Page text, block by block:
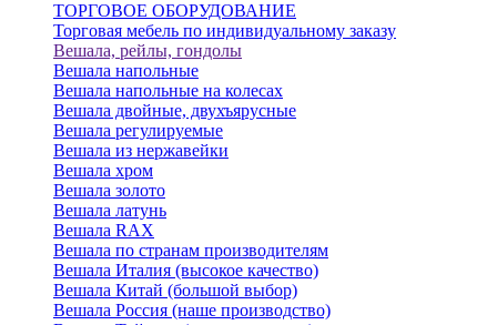
ТОРГОВОЕ ОБОРУДОВАНИЕ
Торговая мебель по индивидуальному заказу
Вешала, рейлы, гондолы
Вешала напольные
Вешала напольные на колесах
Вешала двойные, двухъярусные
Вешала регулируемые
Вешала из нержавейки
Вешала хром
Вешала золото
Вешала латунь
Вешала RAX
Вешала по странам производителям
Вешала Италия (высокое качество)
Вешала Китай (большой выбор)
Вешала Россия (наше производство)